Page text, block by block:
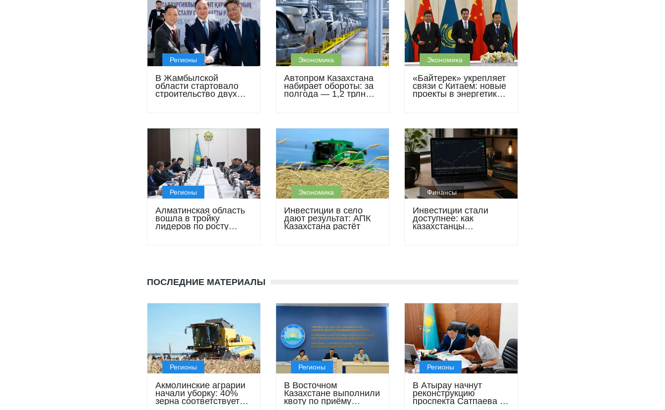
Регионы
В Жамбылской
области стартовало
строительство двух
Экономика
Автопром Казахстана
набирает обороты: за
полгода — 1,2 трлн
Экономика
«Байтерек» укрепляет
связи с Китаем: новые
проекты в энергетике,
Регионы
Алматинская область
вошла в тройку
лидеров по росту
Экономика
Инвестиции в село
дают результат: АПК
Казахстана растёт
Финансы
Инвестиции стали
доступнее: как
казахстанцы
ПОСЛЕДНИЕ МАТЕРИАЛЫ
Регионы
Акмолинские аграрии
начали уборку: 40%
зерна соответствует
Регионы
В Восточном
Казахстане выполнили
квоту по приёму
Регионы
В Атырау начнут
реконструкцию
проспекта Сатпаева и